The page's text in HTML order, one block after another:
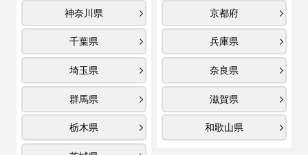
神奈川県
千葉県
埼玉県
群馬県
栃木県
京都府
兵庫県
奈良県
滋賀県
和歌山県